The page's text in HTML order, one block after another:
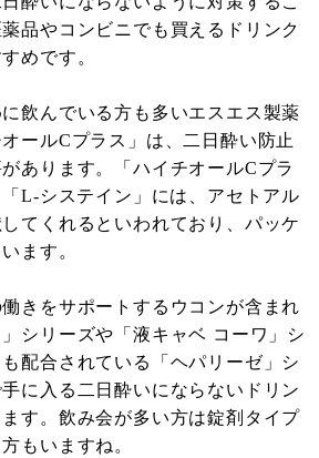
品やコンビニでも買えるドリンク
めです。
飲んでいる方も多いエスエス製薬
ールCプラス」は、二日酔い防止
あります。「ハイチオールCプラ
L-システイン」には、アセトアル
てくれるといわれており、パッケ
ます。
きをサポートするウコンが含まれ
シリーズや「液キャベ コーワ」シ
配合されている「ヘパリーゼ」シ
に入る二日酔いにならないドリン
す。飲み会が多い方は錠剤タイプ
もいますね。